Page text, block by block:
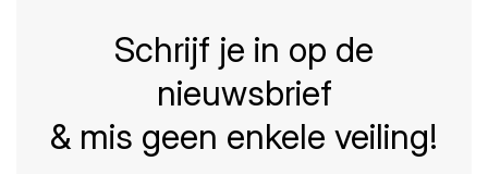
Schrijf je in op de
nieuwsbrief
& mis geen enkele veiling!